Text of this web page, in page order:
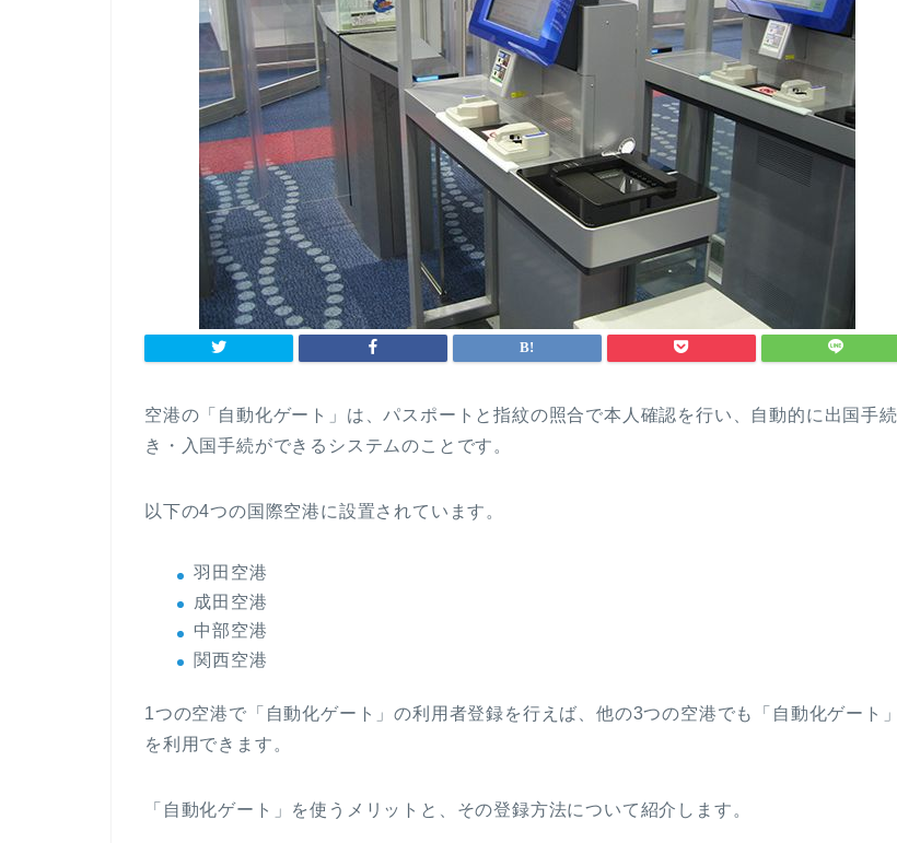
空港の「自動化ゲート」は、パスポートと指紋の照合で本人確認を行い、自動的に出国手続
き・入国手続ができるシステムのことです。
以下の4つの国際空港に設置されています。
羽田空港
成田空港
中部空港
関西空港
1つの空港で「自動化ゲート」の利用者登録を行えば、他の3つの空港でも「自動化ゲート」
を利用できます。
「自動化ゲート」を使うメリットと、その登録方法について紹介します。